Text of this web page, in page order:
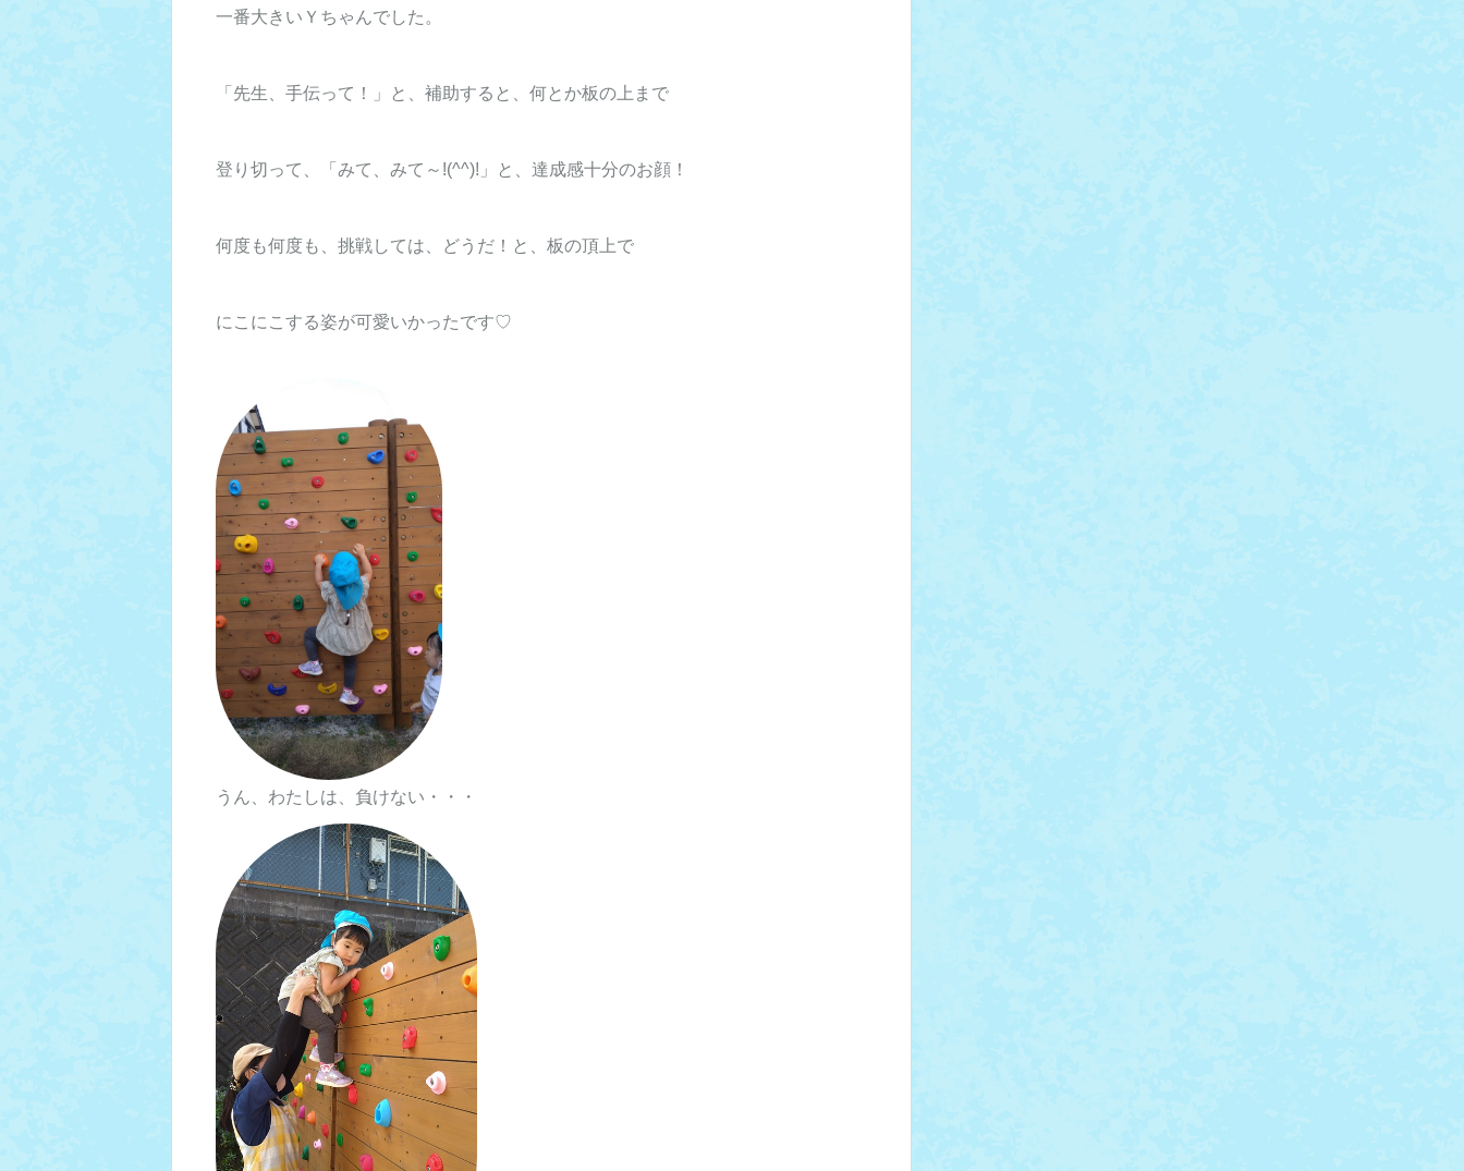
一番大きいＹちゃんでした。
「先生、手伝って！」と、補助すると、何とか板の上まで
登り切って、「みて、みて～!(^^)!」と、達成感十分のお顔！
何度も何度も、挑戦しては、どうだ！と、板の頂上で
にこにこする姿が可愛いかったです♡
うん、わたしは、負けない・・・